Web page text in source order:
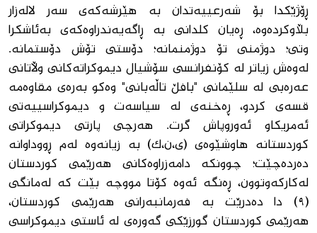
ڕۆژێکدا بۆ شەرعییەتدان بە هێرشەکەی سەر لالەزار
بڵاوکردەوە، ڕەیان کلدانی بە ڕاگەیەندراوەکەی بەئاشکرا
وتی؛ دوژمنی تۆ دوژمنمانە؛ دۆستی تۆش دۆستمانە.
لەوەش زیاتر لە کۆنفرانسی سۆشیال دیموکراتەکانی وڵاتانی
عەرەبی لە سلێمانی "بافڵ تاڵەبانی" وەکو بەرەی مقاوەمە
قسەی کردو، ڕەخنەی لە سیاسەت و دیموکراسییەتی
ئەمریکاو ئەوروپاش گرت. هەرچی پارتی دیموکراتی
کوردستانە هاوشێوەی (ی،ن،ک) بە زیانەوە لەم ڕووداوانە
دەردەچێت؛ چوونکە دامەزراوەکانی هەرێمی کوردستان
لەکارکەوتوون، ڕەنگە ئەوە کۆتا مووچە بێت کە لەمانگی
(٩) دا دەدرێت بە فەرمانبەرانی هەرێمی کوردستان،
هەرێمی کوردستان گورزێکی گەورەی لە ئاستی دیموکراسی